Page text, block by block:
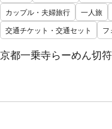
カップル・夫婦旅行 一人旅
交通チケット・交通セット
フ
京都一乗寺らーめん切符